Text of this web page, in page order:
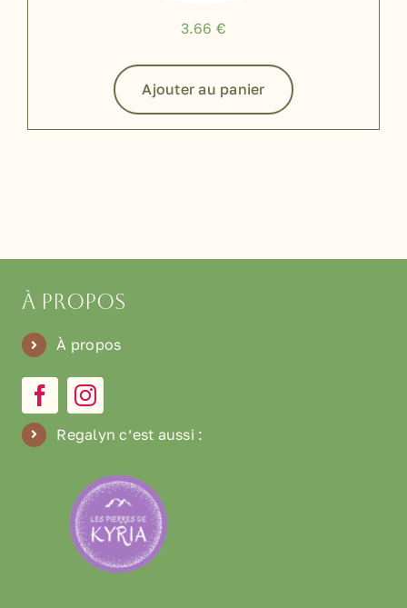
3.66 €
Ajouter au panier
À propos
À propos
Regalyn c’est aussi :